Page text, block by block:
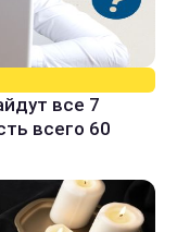
все 7
всего 60